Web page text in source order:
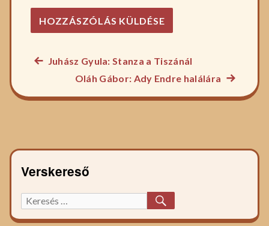
Bejegyzés
navigáció
Előző
főzelék
recept:
Juhász Gyula: Stanza a Tiszánál
Oláh Gábor: Ady Endre halálára
főzelék
Verskereső
Keresett
főzelék